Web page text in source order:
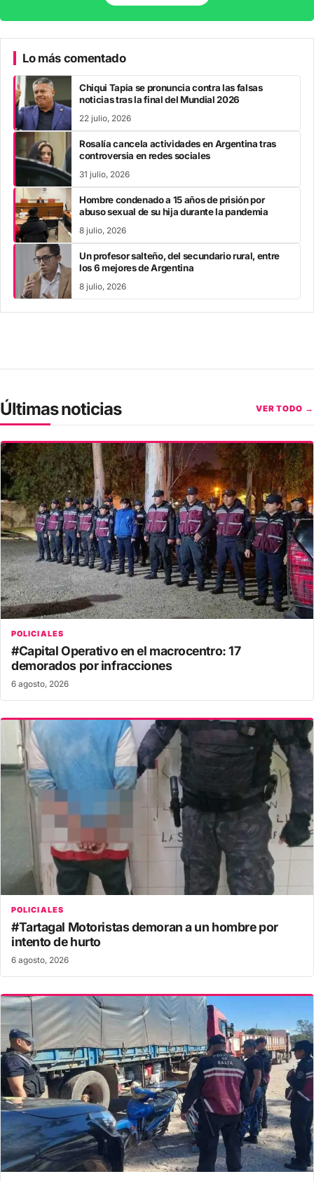
Lo más comentado
Chiqui Tapia se pronuncia contra las falsas
noticias tras la final del Mundial 2026
22 julio, 2026
Rosalía cancela actividades en Argentina tras
controversia en redes sociales
31 julio, 2026
Hombre condenado a 15 años de prisión por
abuso sexual de su hija durante la pandemia
8 julio, 2026
Un profesor salteño, del secundario rural, entre
los 6 mejores de Argentina
8 julio, 2026
Últimas noticias VER TODO →
POLICIALES
#Capital Operativo en el macrocentro: 17
demorados por infracciones
6 agosto, 2026
POLICIALES
#Tartagal Motoristas demoran a un hombre por
intento de hurto
6 agosto, 2026